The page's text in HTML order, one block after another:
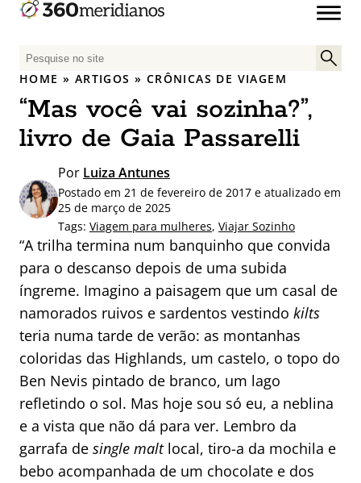
P
e
s
u
i
a
r
o
r
:
HOME » ARTIGOS » CRÔNICAS DE VIAGEM
“Mas você vai sozinha?”,
livro de Gaia Passarelli
Por Luiza Antunes
Postado em 21 de fevereiro de 2017 e atualizado em
25 de março de 2025
Tags: Viagem para mulheres, Viajar Sozinho
“A trilha termina num banquinho que convida
para o descanso depois de uma subida
íngreme. Imagino a paisagem que um casal de
namorados ruivos e sardentos vestindo kilts
teria numa tarde de verão: as montanhas
coloridas das Highlands, um castelo, o topo do
Ben Nevis pintado de branco, um lago
refletindo o sol. Mas hoje sou só eu, a neblina
e a vista que não dá para ver. Lembro da
garrafa de single maltlocal, tiro-a da mochila e
bebo acompanhada de um chocolate e dos